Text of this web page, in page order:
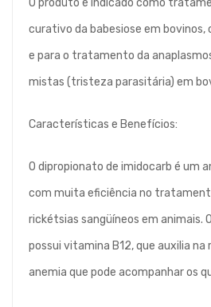
O produto é indicado como
curativo da babesiose em bovinos,
e para o tratamento da
mistas (tristeza parasitária) em
Características e Benefícios:
O dipropionato de imidocarb é um
com muita eficiência no
rickétsias sangüíneos em animais.
possui vitamina B12, que auxilia na
anemia que pode acompanhar os